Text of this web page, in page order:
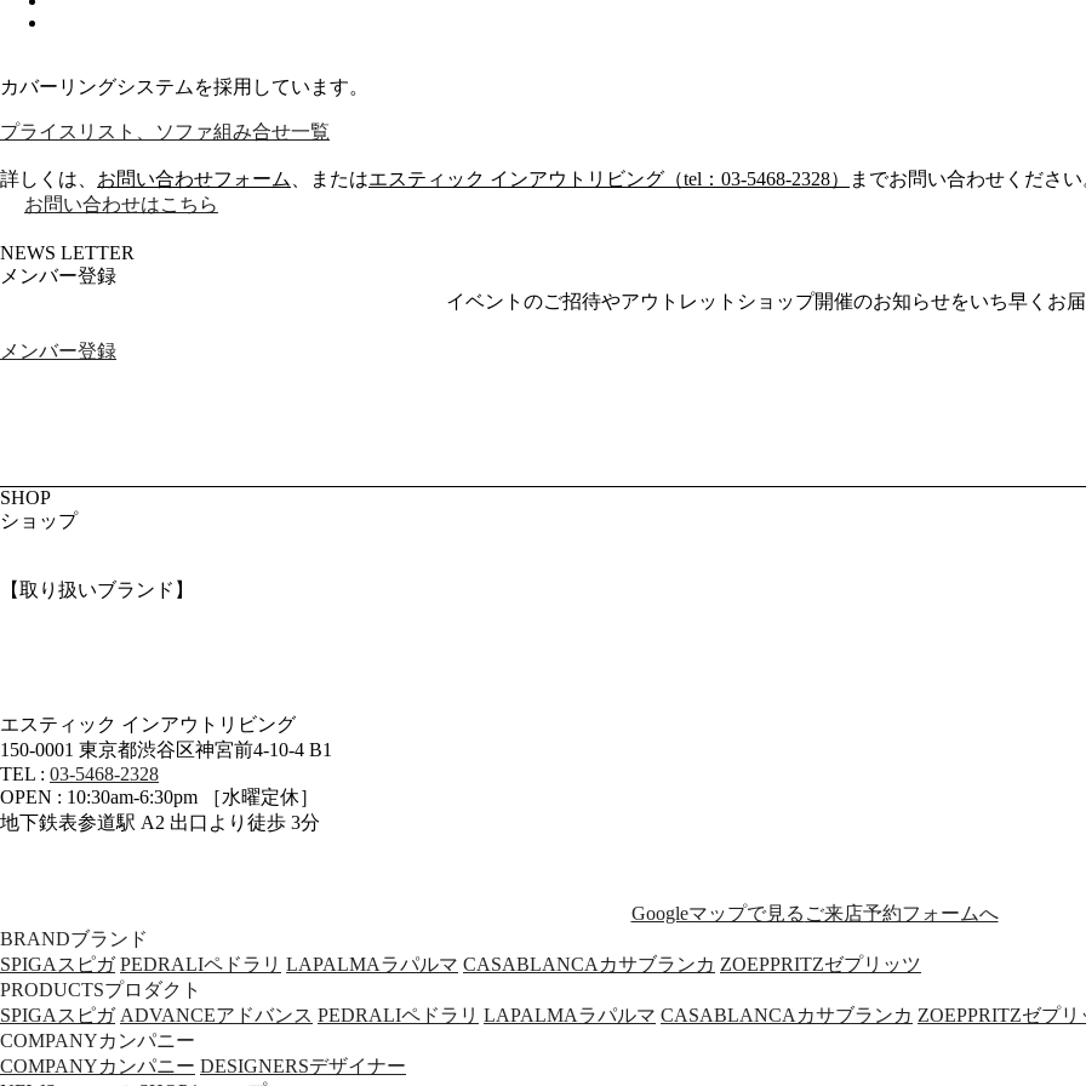
カバーリングシステムを採用しています。
プライスリスト、ソファ組み合せ一覧
詳しくは、 お問い合わせフォーム 、またはエスティック インアウトリビング（tel：03-5468-2328）
までお問い合わせくださ
お問い合わせはこちら
NEWS LETTER
メンバー登録
イベントのご招待やアウトレットショップ開催のお知らせをいち早くお
メンバー登録
SHOP
ショップ
【取り扱いブランド】
エスティック インアウトリビング
150-0001 東京都渋谷区神宮前4-10-4 B1
TEL : 03-5468-2328
OPEN : 10:30am-6:30pm ［水曜定休］
地下鉄表参道駅 A2 出口より徒歩 3分
Googleマップで見る ご来店予約フォームへ
BRANDブランド
SPIGA スピガ PEDRALIペドラリ LAPALMAラパルマ CASABLANCA カサブランカ ZOEPPRITZゼプリッツ
PRODUCTSプロダクト
SPIGA スピガ ADVANCEアドバンス PEDRALIペドラリ LAPALMAラパルマ CASABLANCA カサブランカ ZOEPPRITZゼプリ
COMPANYカンパニー
COMPANYカンパニー DESIGNERSデザイナー